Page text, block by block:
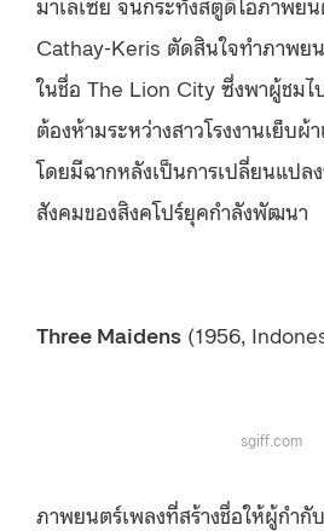
Cathay-Keris ตัดสินใจทำภาพย
ในชื่อ The Lion City ซึ่งพาผู้ชมไ
ต้องห้ามระหว่างสาวโรงงานเย็บผ้
โดยมีฉากหลังเป็นการเปลี่ยนแปล
สังคมของสิงคโปร์ยุคกำลังพัฒนา
Three Maidens (1956,
sgiff.com
ภาพยนตร์เพลงที่สร้างชื่อให้ผู้กำ